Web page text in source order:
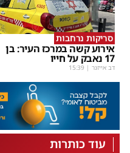
סריקות נרחבות
אירוע קשה במרכז העיר: בן
17 נאבק על חייו
דב אייזנר |
15:39
עוד כותרות